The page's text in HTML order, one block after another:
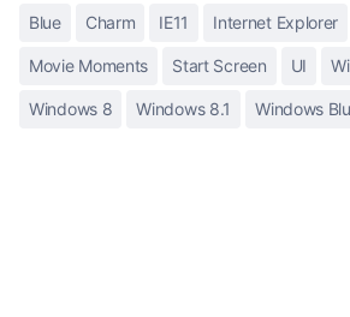
Blue Charm IE11 Internet Explorer
Movie Moments Start Screen UI
Windows 8 Windows 8.1 Windows